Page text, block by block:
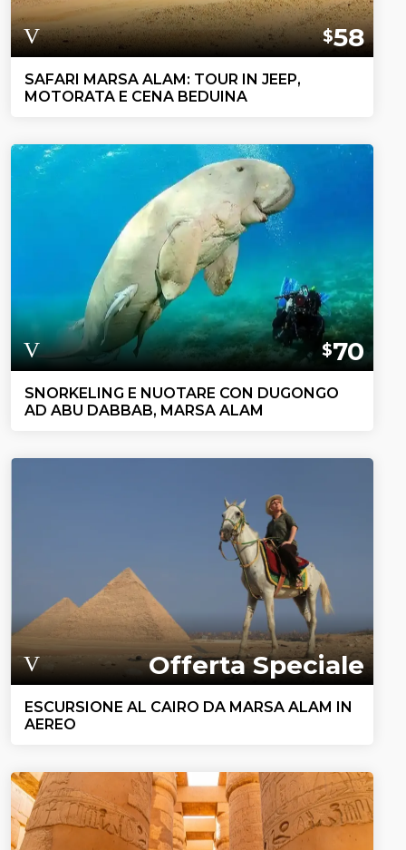
$58
SAFARI MARSA ALAM: TOUR IN JEEP,
MOTORATA E CENA BEDUINA
$70
SNORKELING E NUOTARE CON DUGONGO
AD ABU DABBAB, MARSA ALAM
Offerta Speciale
ESCURSIONE AL CAIRO DA MARSA ALAM IN
AEREO